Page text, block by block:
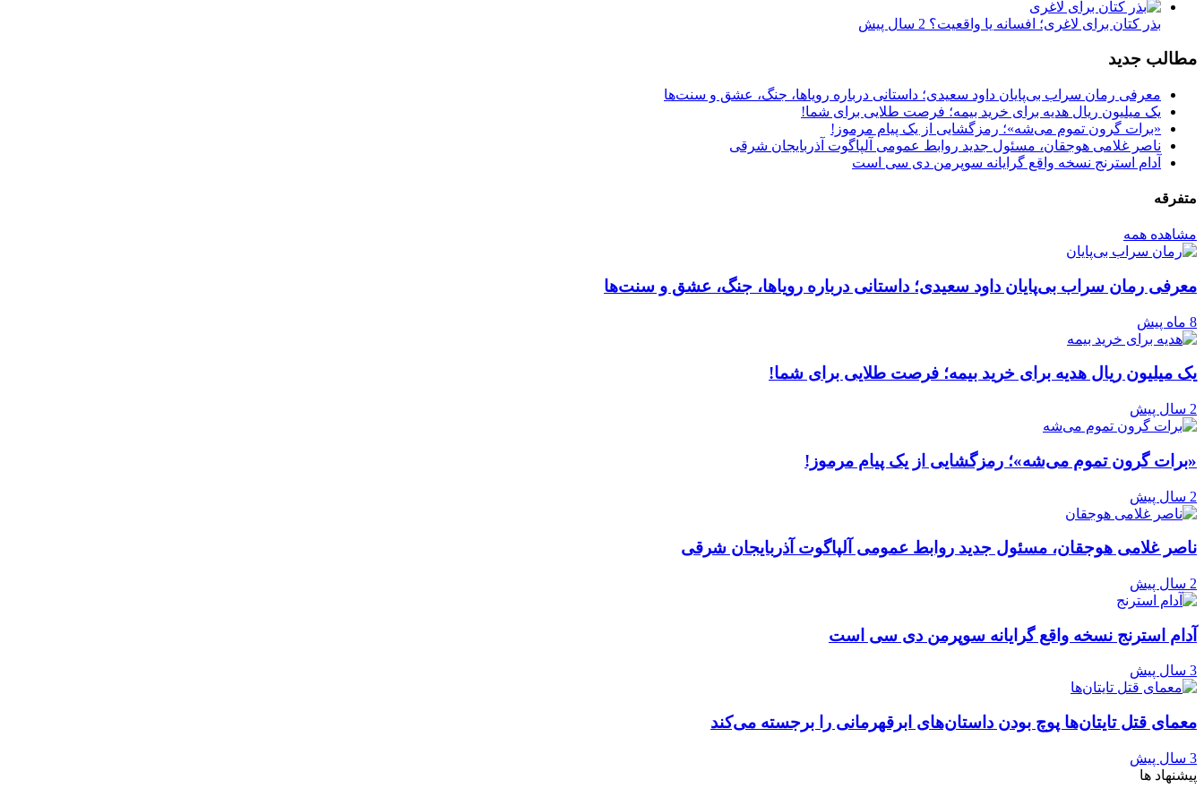
بذر کتان برای لاغری؛ افسانه یا واقعیت؟ 2 سال پیش
مطالب جدید
معرفی رمان سراب بی‌پایان داود سعیدی؛ داستانی درباره رویاها، جنگ، عشق و سنت‌ها
یک میلیون ریال هدیه برای خرید بیمه؛ فرصت طلایی برای شما!
«برات گرون تموم می‌شه»؛ رمزگشایی از یک پیام مرموز!
ناصر غلامی هوجقان، مسئول جدید روابط عمومی آلپاگوت آذربایجان شرقی
آدام استرنج نسخه واقع گرایانه سوپرمن دی سی است
متفرقه
مشاهده همه
معرفی رمان سراب بی‌پایان داود سعیدی؛ داستانی درباره رویاها، جنگ، عشق و سنت‌ها
8 ماه پیش
یک میلیون ریال هدیه برای خرید بیمه؛ فرصت طلایی برای شما!
2 سال پیش
«برات گرون تموم می‌شه»؛ رمزگشایی از یک پیام مرموز!
2 سال پیش
ناصر غلامی هوجقان، مسئول جدید روابط عمومی آلپاگوت آذربایجان شرقی
2 سال پیش
آدام استرنج نسخه واقع گرایانه سوپرمن دی سی است
3 سال پیش
معمای قتل تایتان‌ها پوچ بودن داستان‌های ابرقهرمانی را برجسته می‌کند
3 سال پیش
پیشنهاد ها